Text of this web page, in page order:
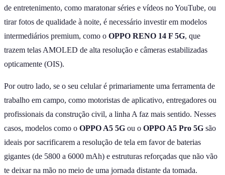
de entretenimento, como maratonar séries e vídeos no YouTube, ou
tirar fotos de qualidade à noite, é necessário investir em modelos
intermediários premium, como o OPPO RENO 14 F 5G, que
trazem telas AMOLED de alta resolução e câmeras estabilizadas
opticamente (OIS).
Por outro lado, se o seu celular é primariamente uma ferramenta de
trabalho em campo, como motoristas de aplicativo, entregadores ou
profissionais da construção civil, a linha A faz mais sentido. Nesses
casos, modelos como o OPPO A5 5G ou o OPPO A5 Pro 5G são
ideais por sacrificarem a resolução de tela em favor de baterias
gigantes (de 5800 a 6000 mAh) e estruturas reforçadas que não vão
te deixar na mão no meio de uma jornada distante da tomada.